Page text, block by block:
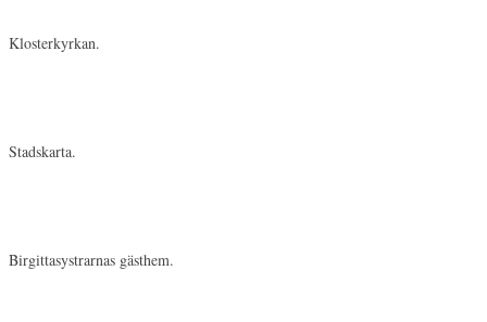
Klosterkyrkan.
Stadskarta.
Birgittasystrarnas gästhem.